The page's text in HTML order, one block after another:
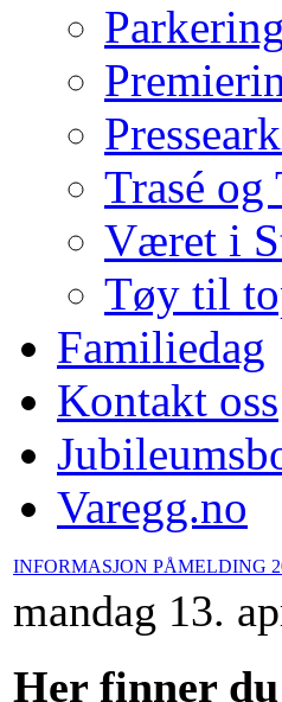
Parkering
Trasé
Været i
Tøy til
Familiedag
Kontakt oss
Varegg.no
INFORMASJON PÅMELDING
mandag 13.
Her finner